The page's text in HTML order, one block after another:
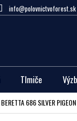
info@polovnictvoforest.sk
Tlmiče
BERETTA 686 SILVER